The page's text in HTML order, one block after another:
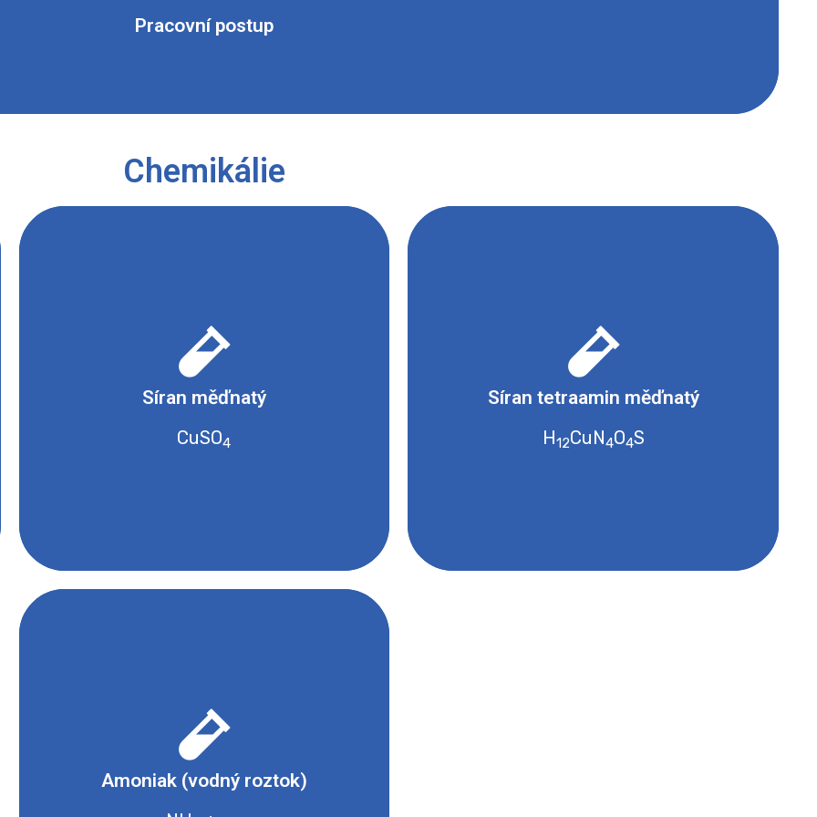
Pracovní postup
Chemikálie
Síran měďnatý
CuSO4
- Dráždivé nebo s narkotickými účinky
- Nebezpečné pro životní prostředí
Bezpečnostní list
Síran tetraamin měďnatý
H12CuN4O4S
- Dráždivé nebo s narkotickými účinky
- Nebezpečné pro životní prostředí
Bezpečnostní list
Amoniak (vodný roztok)
- Dráždivé nebo s narkotickými účinky
- Žíravé a korozivní